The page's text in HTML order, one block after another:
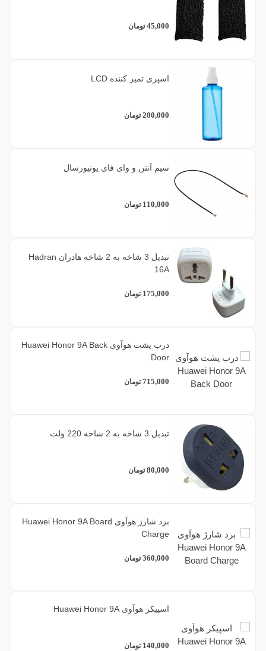
45,000 تومان
اسپری تمیز کننده LCD
200,000 تومان
سیم آنتن و وای فای یونیورسال
110,000 تومان
تبدیل 3 شاخه به 2 شاخه هادران Hadran
16A
175,000 تومان
درب پشت هوآوی Huawei Honor 9A Back
Door
715,000 تومان
تبدیل 3 شاخه به 2 شاخه 220 ولت
80,000 تومان
برد شارژ هوآوی Huawei Honor 9A Board
Charge
360,000 تومان
اسپیکر هوآوی Huawei Honor 9A
140,000 تومان